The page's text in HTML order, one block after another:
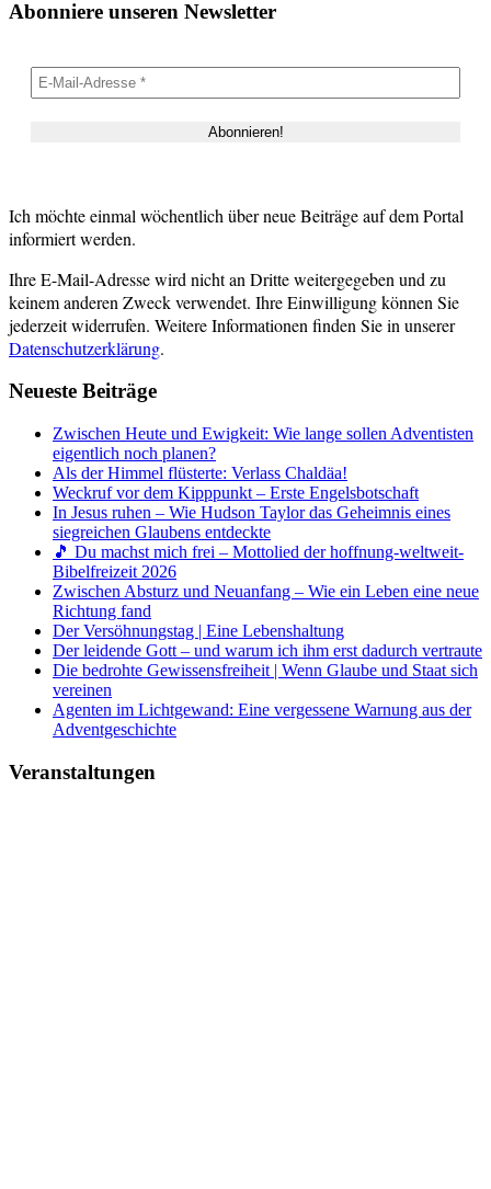
Abonniere unseren Newsletter
Ich möchte einmal wöchentlich über neue Beiträge auf dem Portal
informiert werden.
Ihre E-Mail-Adresse wird nicht an Dritte weitergegeben und zu
keinem anderen Zweck verwendet. Ihre Einwilligung können Sie
jederzeit widerrufen. Weitere Informationen finden Sie in unserer
Datenschutzerklärung.
Neueste Beiträge
Zwischen Heute und Ewigkeit: Wie lange sollen Adventisten
eigentlich noch planen?
Als der Himmel flüsterte: Verlass Chaldäa!
Weckruf vor dem Kipppunkt – Erste Engelsbotschaft
In Jesus ruhen – Wie Hudson Taylor das Geheimnis eines
siegreichen Glaubens entdeckte
🎵 Du machst mich frei – Mottolied der hoffnung-weltweit-
Bibelfreizeit 2026
Zwischen Absturz und Neuanfang – Wie ein Leben eine neue
Richtung fand
Der Versöhnungstag | Eine Lebenshaltung
Der leidende Gott – und warum ich ihm erst dadurch vertraute
Die bedrohte Gewissensfreiheit | Wenn Glaube und Staat sich
vereinen
Agenten im Lichtgewand: Eine vergessene Warnung aus der
Adventgeschichte
Veranstaltungen